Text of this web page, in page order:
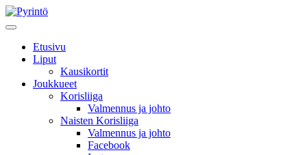
Etusivu
Liput
Kausikortit
Joukkueet
Korisliiga
Valmennus ja johto
Naisten Korisliiga
Valmennus ja johto
Facebook